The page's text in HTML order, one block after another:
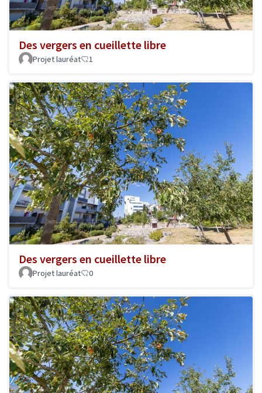
Des vergers en cueillette libre
Projet lauréat 1
Des vergers en cueillette libre
Projet lauréat 0